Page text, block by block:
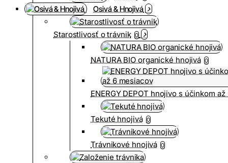
Osivá & Hnojivá
Starostlivosť o trávnik 0
NATURA BIO organické hnojivá 0
ENERGY DEPOT hnojivo s účinkom
Tekuté hnojivá 0
Trávnikové hnojivá 0